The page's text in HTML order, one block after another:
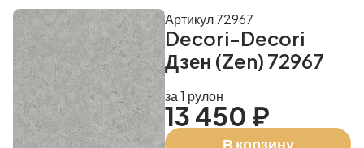
Decori-Decori
Дзен (Zen) 72967
Артикул 72967
за 1 рулон
13 450 ₽
В корзину